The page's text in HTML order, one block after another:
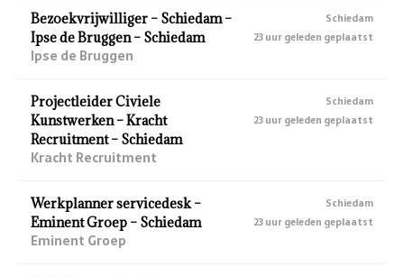
Bezoekvrijwilliger – Schiedam –
Ipse de Bruggen – Schiedam
Ipse de Bruggen
Schiedam
23 uur geleden geplaatst
Projectleider Civiele
Kunstwerken – Kracht
Recruitment – Schiedam
Kracht Recruitment
Schiedam
23 uur geleden geplaatst
Werkplanner servicedesk –
Eminent Groep – Schiedam
Eminent Groep
Schiedam
23 uur geleden geplaatst